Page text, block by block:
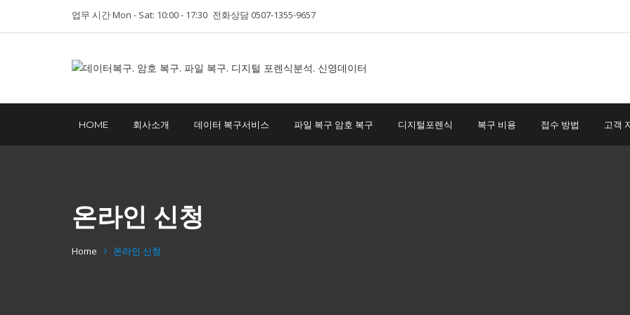
업무 시간 Mon - Sat: 10:00 - 17:30 전화상담 0507-1355-9657
HOME 회사소개 데이터 복구서비스 파일 복구 암호 복구 디지털포렌식 복구 비용 접수 방법 고객
온라인 신청
Home 온라인 신청